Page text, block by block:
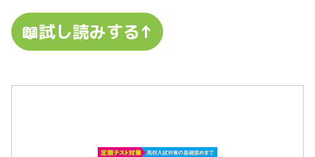
📖試し読みする↑